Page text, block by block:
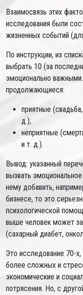
Взаимосвязь этих
исследования были
жизненных событий
По инструкции, из
выбрать 10 (за
эмоционально
продолжающиеся:
приятные
д.);
неприятные
и т. д.).
Вывод: указанный
вызвать
нему добавить,
бизнесе, то это
психологической
выше человек может
(сахарный диабет,
Это исследование 70-
более сложных и
экономические и
потрясения. Но, с